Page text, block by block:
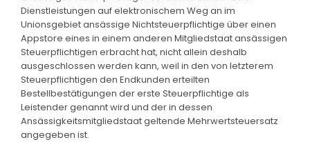
Dienstleistungen auf elektronischem Weg an im
Unionsgebiet ansässige Nichtsteuerpflichtige über einen
Appstore eines in einem anderen Mitgliedstaat ansässigen
Steuerpflichtigen erbracht hat, nicht allein deshalb
ausgeschlossen werden kann, weil in den von letzterem
Steuerpflichtigen den Endkunden erteilten
Bestellbestätigungen der erste Steuerpflichtige als
Leistender genannt wird und der in dessen
Ansässigkeitsmitgliedstaat geltende Mehrwertsteuersatz
angegeben ist.